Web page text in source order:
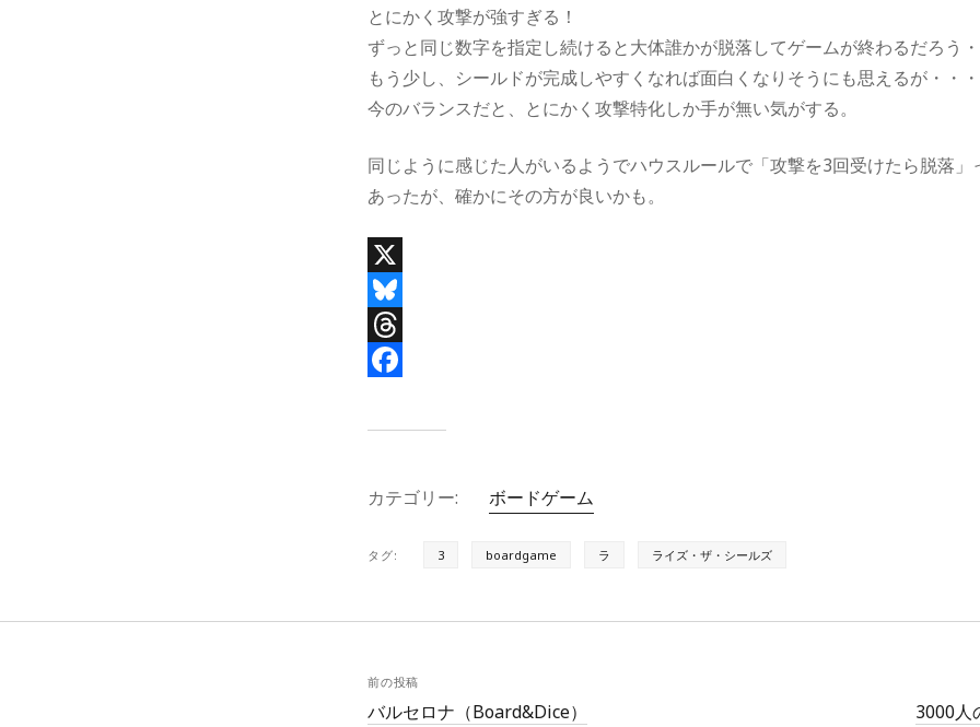
とにかく攻撃が強すぎる！
ずっと同じ数字を指定し続けると大体誰かが脱落してゲームが終わるだろう・
もう少し、シールドが完成しやすくなれば面白くなりそうにも思えるが・・・
今のバランスだと、とにかく攻撃特化しか手が無い気がする。
同じように感じた人がいるようでハウスルールで「攻撃を3回受けたら脱落」
あったが、確かにその方が良いかも。
X
B
l
e
k
T
r
a
s
a
e
o
カテゴリー: ボードゲーム
タグ: 3 boardgame ラ ライズ・ザ・シールズ
前の投稿
バルセロナ（Board&Dice） 3000人